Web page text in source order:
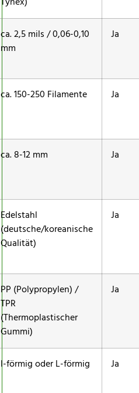
ca. 2,5 mils / 0,06-0,10
mm
Ja
ca. 150-250 Filamente Ja
ca. 8-12 mm Ja
Edelstahl
(deutsche/koreanische
Qualität)
Ja
PP (Polypropylen) /
TPR
(Thermoplastischer
Gummi)
Ja
I-förmig oder L-förmig Ja